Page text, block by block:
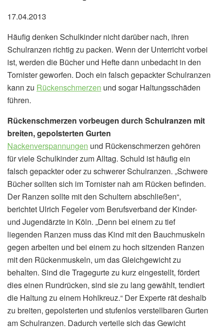
17.04.2013
Häufig denken Schulkinder nicht darüber nach, ihren
Schulranzen richtig zu packen. Wenn der Unterricht vorbei
ist, werden die Bücher und Hefte dann unbedacht in den
Tornister geworfen. Doch ein falsch gepackter Schulranzen
kann zu Rückenschmerzen und sogar Haltungsschäden
führen.
Rückenschmerzen vorbeugen durch Schulranzen mit
breiten, gepolsterten Gurten
Nackenverspannungen und Rückenschmerzen gehören
für viele Schulkinder zum Alltag. Schuld ist häufig ein
falsch gepackter oder zu schwerer Schulranzen. „Schwere
Bücher sollten sich im Tornister nah am Rücken befinden.
Der Ranzen sollte mit den Schultern abschließen“,
berichtet Ulrich Fegeler vom Berufsverband der Kinder-
und Jugendärzte in Köln. „Denn bei einem zu tief
liegenden Ranzen muss das Kind mit den Bauchmuskeln
gegen arbeiten und bei einem zu hoch sitzenden Ranzen
mit den Rückenmuskeln, um das Gleichgewicht zu
behalten. Sind die Tragegurte zu kurz eingestellt, fördert
dies einen Rundrücken, sind sie zu lang gewählt, tendiert
die Haltung zu einem Hohlkreuz.“ Der Experte rät deshalb
zu breiten, gepolsterten und stufenlos verstellbaren Gurten
am Schulranzen. Dadurch verteile sich das Gewicht